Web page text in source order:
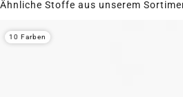
Ähnliche Stoffe aus unserem
10 Farben